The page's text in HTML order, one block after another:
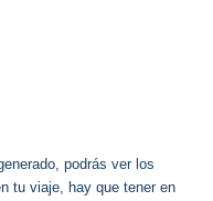
podrás ver los
tu viaje, hay que tener en